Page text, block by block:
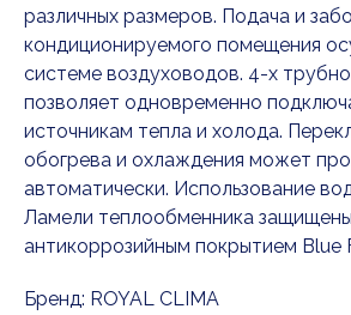
различных размеров. Подача и
кондиционируемого помещения
системе воздуховодов. 4-х
позволяет одновременно
источникам тепла и холода.
обогрева и охлаждения может
автоматически. Использование
Ламели теплообменника защищены
антикоррозийным покрытием Blue
Бренд: ROYAL CLIMA